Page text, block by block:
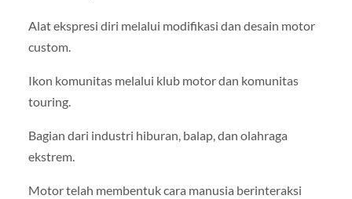
Alat ekspresi diri melalui modifikasi dan desain motor
custom.
Ikon komunitas melalui klub motor dan komunitas
touring.
Bagian dari industri hiburan, balap, dan olahraga
ekstrem.
Motor telah membentuk cara manusia berinteraksi